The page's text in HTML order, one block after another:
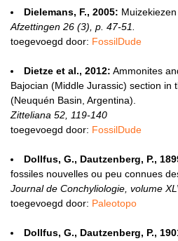
Dielemans, F., 2005:
Afzettingen 26 (3), p. 47-51.
toegevoegd door: FossilDude
Dietze et al., 2012: Ammonites
Bajocian (Middle Jurassic) section in
(Neuquén Basin, Argentina).
Zitteliana 52, 119-140
toegevoegd door: FossilDude
Dollfus, G., Dautzenberg, P.,
fossiles nouvelles ou peu connues
Journal de Conchyliologie, volume
toegevoegd door: Paleotopo
Dollfus, G., Dautzenberg, P.,